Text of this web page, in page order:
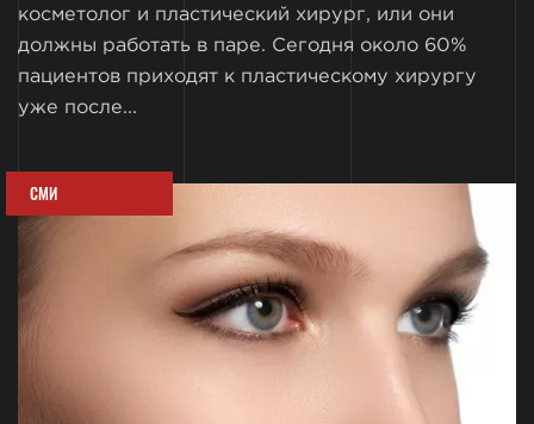
косметолог и пластический хирург, или они
должны работать в паре. Сегодня около 60%
пациентов приходят к пластическому хирургу
уже после...
СМИ